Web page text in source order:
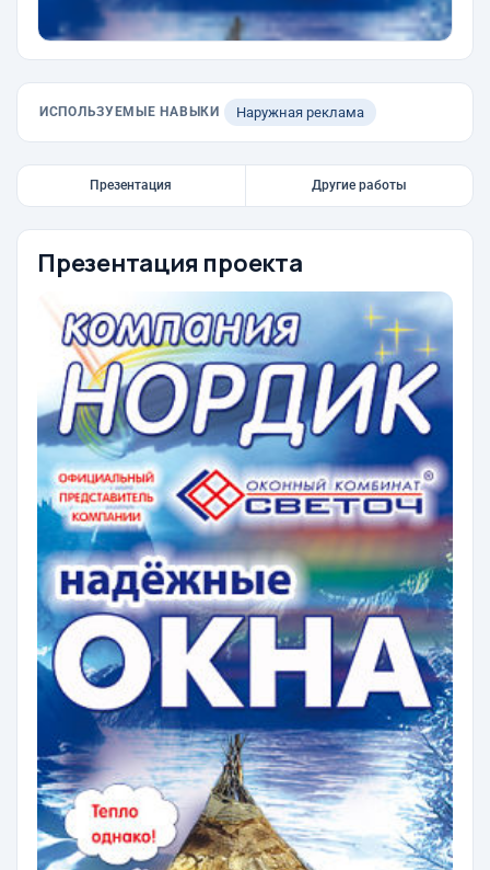
ИСПОЛЬЗУЕМЫЕ НАВЫКИ Наружная реклама
Презентация Другие работы
Презентация проекта